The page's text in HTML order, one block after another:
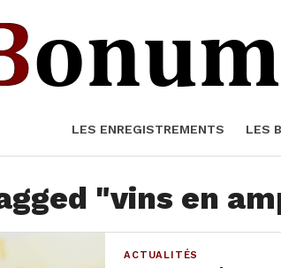
LES ENREGISTREMENTS LES
"vins en
ACTUALITÉS